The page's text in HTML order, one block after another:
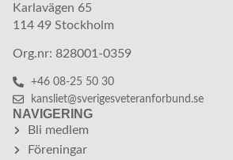
Karlavägen 65
114 49 Stockholm
Org.nr: 828001-0359
+46 08-25 50 30
kansliet@sverigesveteranforbund.se
NAVIGERING
Bli medlem
Föreningar